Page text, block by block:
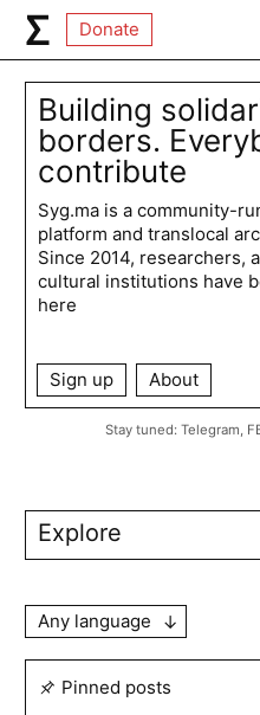
Donate
Building
borders.
contribute
Syg.ma is a community-
platform and translocal
Since 2014, researchers,
cultural institutions have
here
Sign up About
Stay tuned: Telegram,
Explore
Any language
Pinned posts